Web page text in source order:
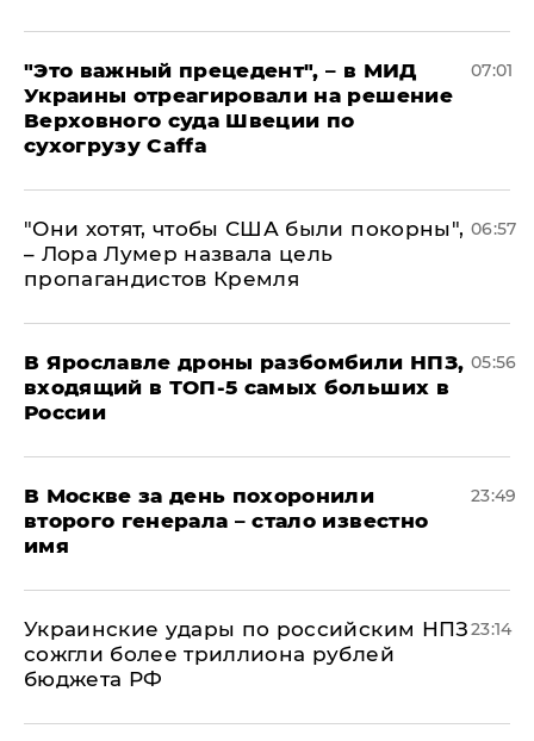
"Это важный прецедент", – в МИД
Украины отреагировали на решение
Верховного суда Швеции по
сухогрузу Caffa
07:01
"Они хотят, чтобы США были покорны",
– Лора Лумер назвала цель
пропагандистов Кремля
06:57
В Ярославле дроны разбомбили НПЗ,
входящий в ТОП-5 самых больших в
России
05:56
В Москве за день похоронили
второго генерала – стало известно
имя
23:49
Украинские удары по российским НПЗ
сожгли более триллиона рублей
бюджета РФ
23:14